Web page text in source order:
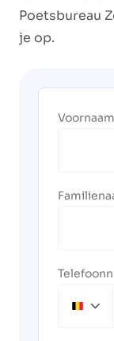
Poetsbureau
je op.
Voornaam